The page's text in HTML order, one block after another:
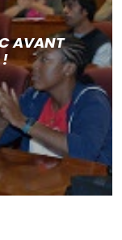
AVANT
!